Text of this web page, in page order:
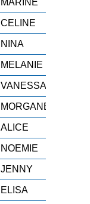
MARINE
CELINE
NINA
MELANIE
VANESSA
MORGANE
ALICE
NOEMIE
JENNY
ELISA